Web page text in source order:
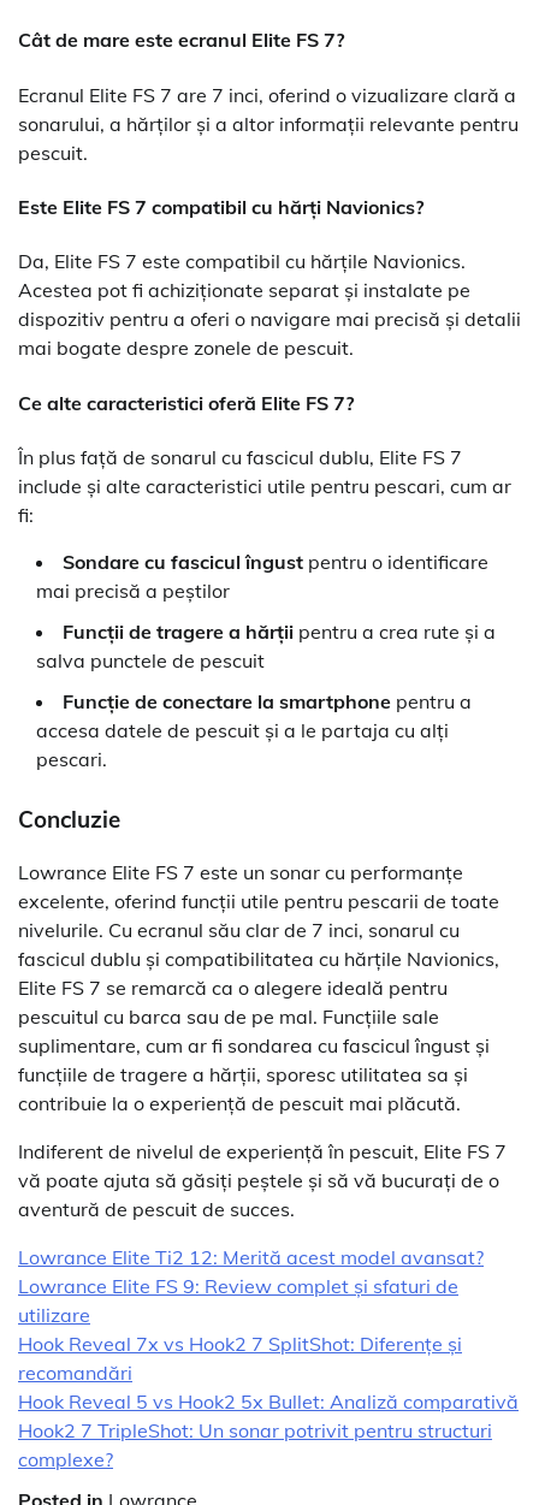
Cât de mare este ecranul Elite FS 7?
Ecranul Elite FS 7 are 7 inci, oferind o vizualizare clară a
sonarului, a hărților și a altor informații relevante pentru
pescuit.
Este Elite FS 7 compatibil cu hărți Navionics?
Da, Elite FS 7 este compatibil cu hărțile Navionics.
Acestea pot fi achiziționate separat și instalate pe
dispozitiv pentru a oferi o navigare mai precisă și detalii
mai bogate despre zonele de pescuit.
Ce alte caracteristici oferă Elite FS 7?
În plus față de sonarul cu fascicul dublu, Elite FS 7
include și alte caracteristici utile pentru pescari, cum ar
fi:
Sondare cu fascicul îngust pentru o identificare
mai precisă a peștilor
Funcții de tragere a hărții pentru a crea rute și a
salva punctele de pescuit
Funcție de conectare la smartphone pentru a
accesa datele de pescuit și a le partaja cu alți
pescari.
Concluzie
Lowrance Elite FS 7 este un sonar cu performanțe
excelente, oferind funcții utile pentru pescarii de toate
nivelurile. Cu ecranul său clar de 7 inci, sonarul cu
fascicul dublu și compatibilitatea cu hărțile Navionics,
Elite FS 7 se remarcă ca o alegere ideală pentru
pescuitul cu barca sau de pe mal. Funcțiile sale
suplimentare, cum ar fi sondarea cu fascicul îngust și
funcțiile de tragere a hărții, sporesc utilitatea sa și
contribuie la o experiență de pescuit mai plăcută.
Indiferent de nivelul de experiență în pescuit, Elite FS 7
vă poate ajuta să găsiți peștele și să vă bucurați de o
aventură de pescuit de succes.
Lowrance Elite Ti2 12: Merită acest model avansat?
Lowrance Elite FS 9: Review complet și sfaturi de
utilizare
Hook Reveal 7x vs Hook2 7 SplitShot: Diferențe și
recomandări
Hook Reveal 5 vs Hook2 5x Bullet: Analiză comparativă
Hook2 7 TripleShot: Un sonar potrivit pentru structuri
complexe?